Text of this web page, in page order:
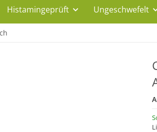
Histamingeprüft Ungeschwefelt